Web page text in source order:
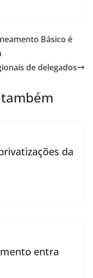
Básico é
de delegados
da
entra